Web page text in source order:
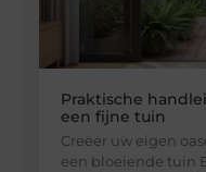
Praktische
een fijne tuin
Creëer uw eigen
een bloeiende tuin